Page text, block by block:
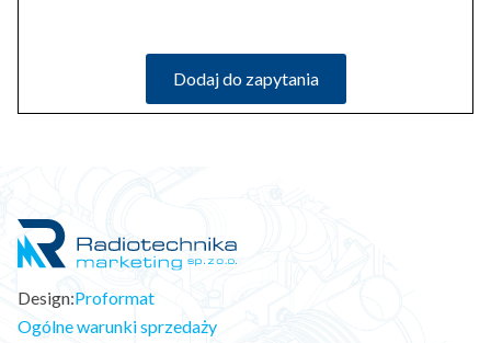
Dodaj do zapytania
Design:Proformat
Ogólne warunki sprzedaży